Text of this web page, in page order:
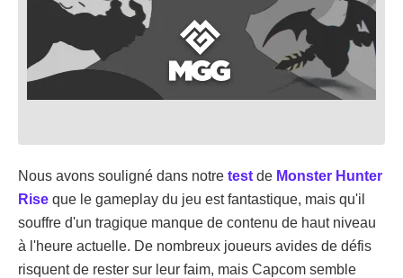
Nous avons souligné dans notre test de Monster Hunter
Rise que le gameplay du jeu est fantastique, mais qu'il
souffre d'un tragique manque de contenu de haut niveau
à l'heure actuelle. De nombreux joueurs avides de défis
risquent de rester sur leur faim, mais Capcom semble